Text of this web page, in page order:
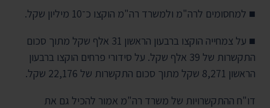
■ למחסומים לרה"מ ולמשרד רה"מ הוקצו כ־10 מיליון שקל.
■ על צמחייה הוקצו ברבעון הראשון 31 אלף שקל מתוך סכום
התקשרות של 39 אלף שקל. על סידורי פרחים הוקצו ברבעון
הראשון 8,271 שקל מתוך סכום התקשרות של 22,176 שקל.
דו"ח ההתקשרויות של משרד רה"מ אמור להכיל גם את